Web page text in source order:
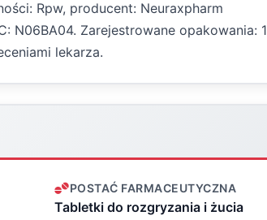
Rpw, producent: Neuraxpharm
N06BA04. Zarejestrowane opakowania: 1
lekarza.
POSTAĆ FARMACEUTYCZNA
Tabletki do rozgryzania i żucia